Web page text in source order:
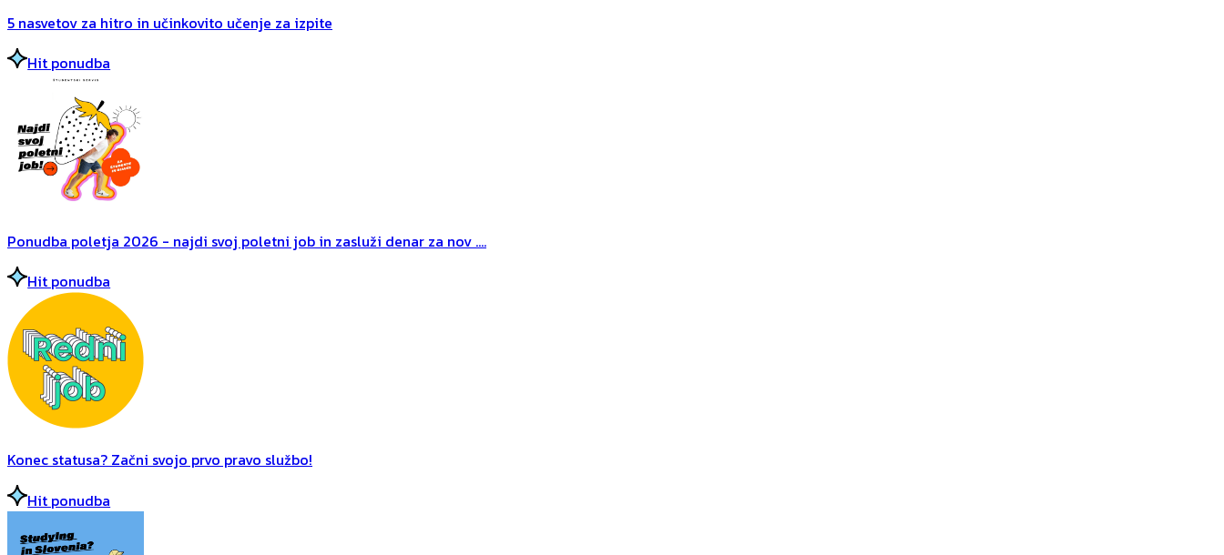
5 nasvetov za hitro in učinkovito učenje za izpite
Hit ponudba
Ponudba poletja 2026 - najdi svoj poletni job in zasluži denar za nov ....
Hit ponudba
Konec statusa? Začni svojo prvo pravo službo!
Hit ponudba